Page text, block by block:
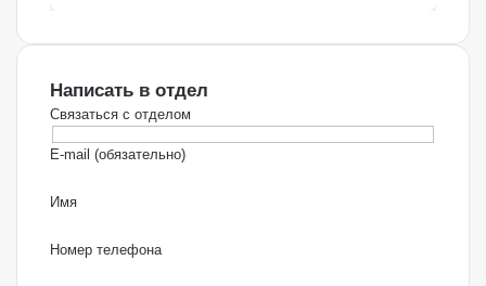
Написать в отдел
Связаться с отделом
E-mail (обязательно)
Имя
Номер телефона